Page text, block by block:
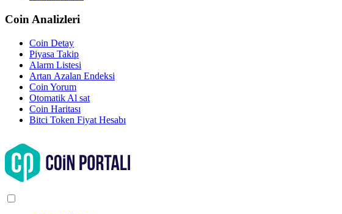
Coin Analizleri
Coin Detay
Piyasa Takip
Alarm Listesi
Artan Azalan Endeksi
Coin Yorum
Otomatik Al sat
Coin Haritası
Bitci Token Fiyat Hesabı